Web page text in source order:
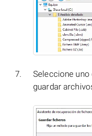
Seleccione
guardar